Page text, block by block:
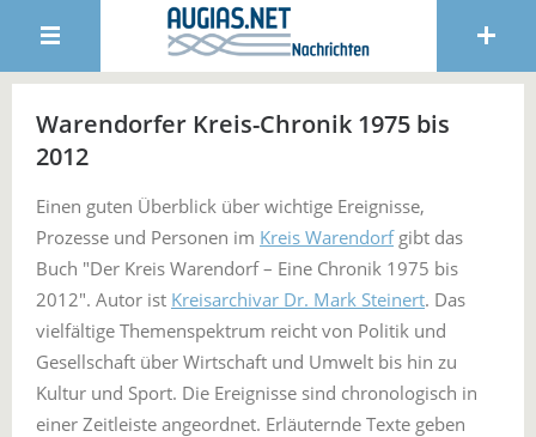
Warendorfer Kreis-Chronik 1975 bis
2012
Einen guten Überblick über wichtige Ereignisse,
Prozesse und Personen im Kreis Warendorfgibt das
Buch "Der Kreis Warendorf – Eine Chronik 1975 bis
2012". Autor ist Kreisarchivar Dr. Mark Steinert. Das
vielfältige Themenspektrum reicht von Politik und
Gesellschaft über Wirtschaft und Umwelt bis hin zu
Kultur und Sport. Die Ereignisse sind chronologisch in
einer Zeitleiste angeordnet. Erläuternde Texte geben